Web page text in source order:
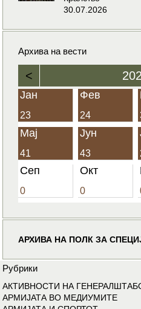
30.07.2026
Архива на вести
<
Јан
23
Фев
24
Мај
41
Јун
43
Сеп
0
Окт
0
АРХИВА НА ПОЛК ЗА
Рубрики
АКТИВНОСТИ НА
АРМИЈАТА ВО МЕДИУМИТЕ